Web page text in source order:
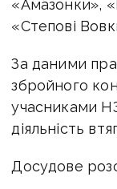
«Амазонки»,
«Степові
За даними
збройного
учасниками
діяльність
Досудове